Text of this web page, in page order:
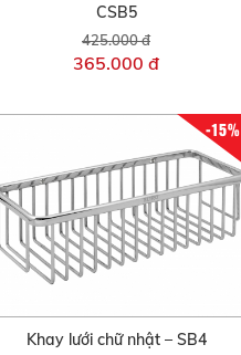
CSB5
425.000 đ
365.000 đ
-15%
Khay lưới chữ nhật – SB4